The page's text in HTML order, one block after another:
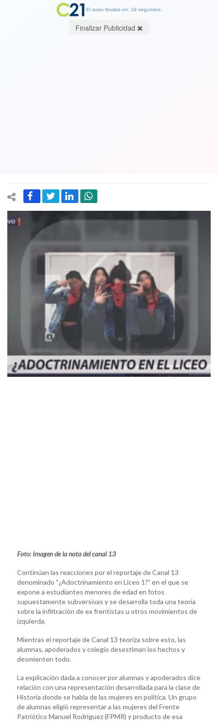
Foto: Imagen de la nota del canal 13
Continúan las reacciones por el reportaje de Canal 13
denominado "¿Adoctrinamiento en Liceo 1?" en el que se
expone a estudiantes menores de edad en fotos
supuestamente subversivas y se desarrolla toda una teoría
sobre la infiltración de ex frentistas u otros movimientos de
izquierda.
Mientras el reportaje de Canal 13 teoriza sobre esto, las
alumnas, apoderados y colegio desestiman los hechos y
desmienten todo.
La explicación dada a conocer por alumnas y apoderados dice
relación con una representación desarrollada para la clase de
Historia donde se habla de las mujeres en política. Un grupo
de alumnas eligió representar a las mujeres del Frente
Patriótico Manuel Rodríguez (FPMR) y producto de esa
El aviso finaliza en: 19 segundos.
Finalizar Publicidad